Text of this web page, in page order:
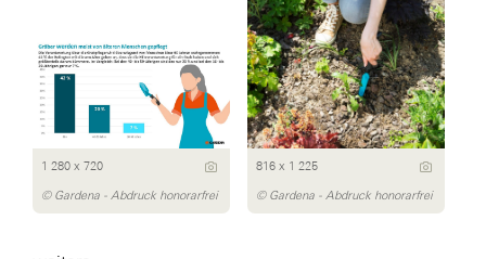
1 280 x 720
© Gardena - Abdruck honorarfrei
816 x 1 225
© Gardena - Abdruck honorarfrei